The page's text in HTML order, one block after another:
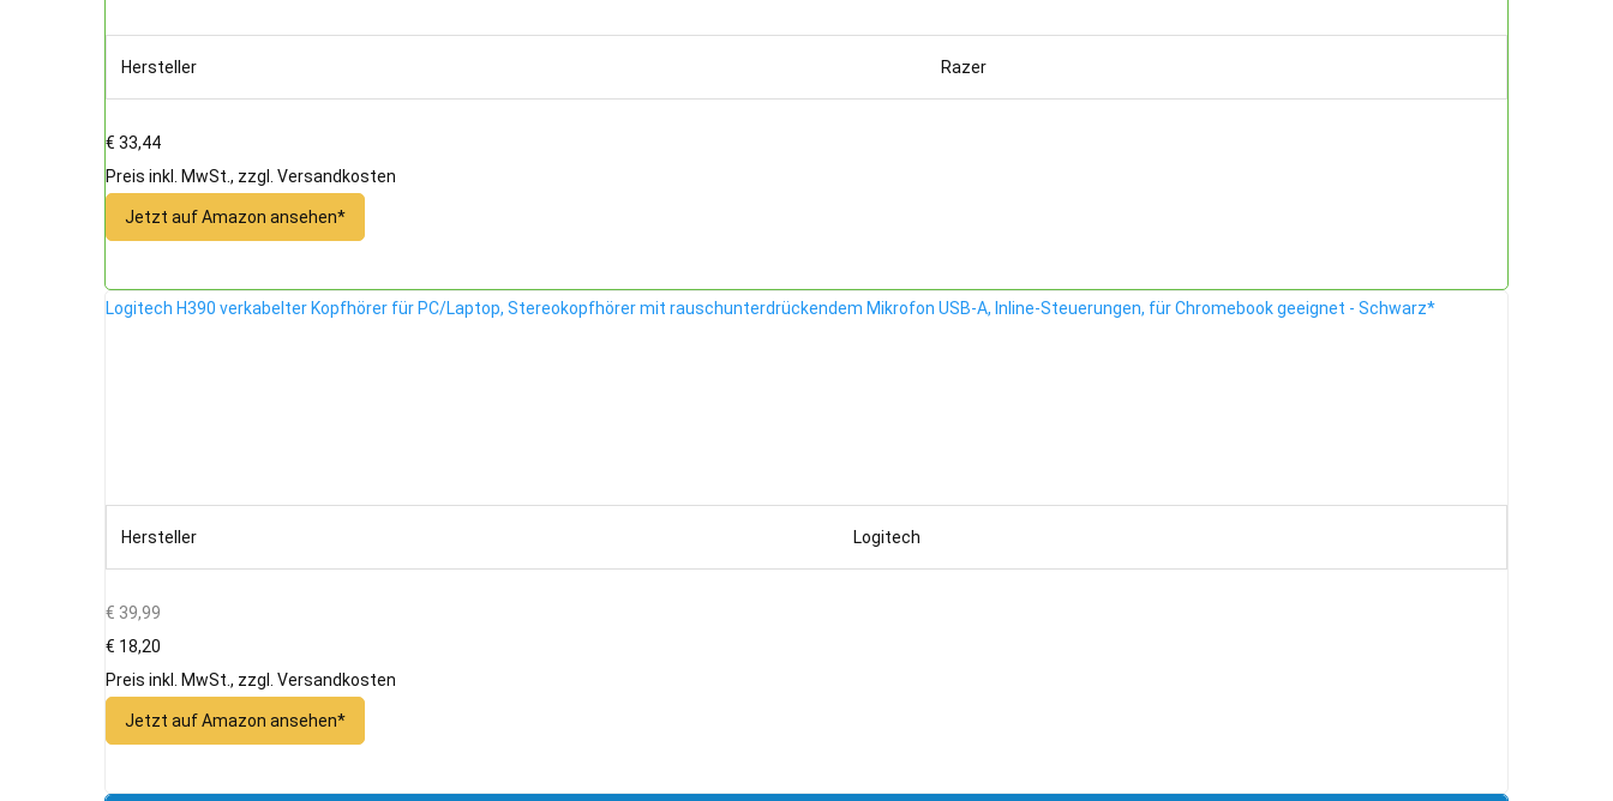
Hersteller Razer
€ 33,44
Preis inkl. MwSt., zzgl. Versandkosten
Jetzt auf Amazon ansehen*
Logitech H390 verkabelter Kopfhörer für PC/Laptop, Stereokopfhörer mit rauschunterdrückendem Mikrofon USB-A, Inline-Steuerungen, für Chromebook geeignet - Schwarz*
Hersteller Logitech
€ 39,99
€ 18,20
Preis inkl. MwSt., zzgl. Versandkosten
Jetzt auf Amazon ansehen*